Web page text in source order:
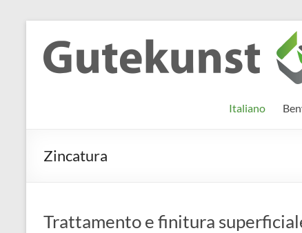
contenuto
Gutekunst
Formfedern
Informationen
und
Wissenswertes
Italiano
Zincatura
Trattamento e finitura